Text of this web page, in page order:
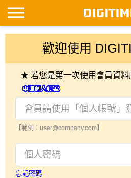
歡迎使用
★ 若您是第一次使用會員資料
【範例：user@company.com】
忘記密碼